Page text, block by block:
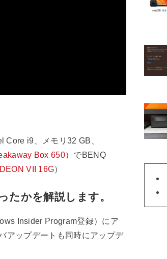
Core i9、メモリ32 GB、
Box 650）でBENQ
VII 16G）
たかを解説します。
Insider Program登録）にア
アップデートも同時にアップデ